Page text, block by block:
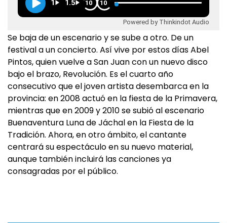
1 1.5 10 10
Powered by Thinkindot Audio
Se baja de un escenario y se sube a otro. De un
festival a un concierto. Así vive por estos días Abel
Pintos, quien vuelve a San Juan con un nuevo disco
bajo el brazo, Revolución. Es el cuarto año
consecutivo que el joven artista desembarca en la
provincia: en 2008 actuó en la fiesta de la Primavera,
mientras que en 2009 y 2010 se subió al escenario
Buenaventura Luna de Jáchal en la Fiesta de la
Tradición. Ahora, en otro ámbito, el cantante
centrará su espectáculo en su nuevo material,
aunque también incluirá las canciones ya
consagradas por el público.